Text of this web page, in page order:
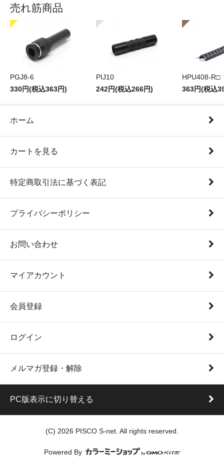
売れ筋商品
PGJ8-6
330円(税込363円)
PIJ10
242円(税込266円)
HPU408-R□
363円(税込
ホーム
カートを見る
特定商取引法に基づく表記
プライバシーポリシー
お問い合わせ
マイアカウント
会員登録
ログイン
メルマガ登録・解除
PC版表示に切り替える
(C) 2026 PISCO S-net. All rights reserved.
Powered By